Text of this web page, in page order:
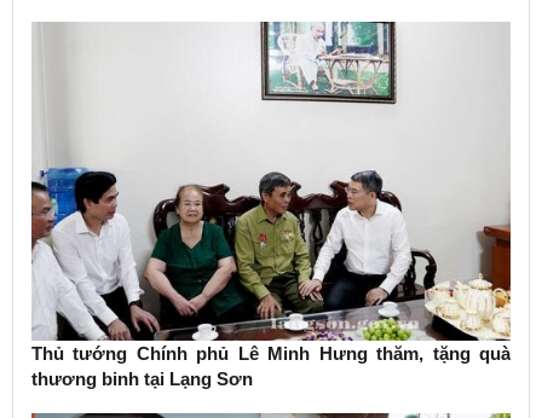
Thủ tướng Chính phủ Lê Minh Hưng thăm, tặng quà
thương binh tại Lạng Sơn